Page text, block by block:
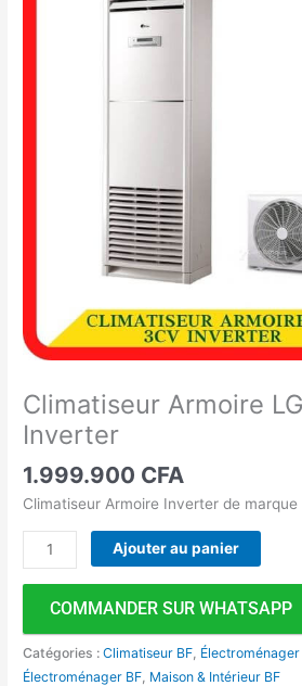
Climatiseur Armoire
Inverter
1.999.900 CFA
Climatiseur Armoire Inverter de marque
Ajouter au panier
COMMANDER SUR WHATSAPP
Catégories :Climatiseur BF Électroménager
Électroménager BF Maison & Intérieur BF